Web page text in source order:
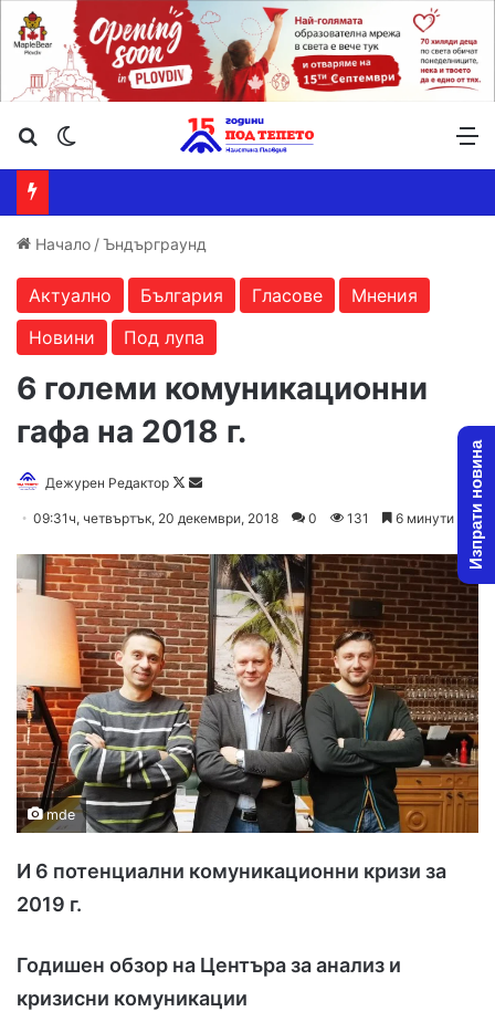
Търсене ...
Начало /Ъндърграунд
Актуално България Гласове
Мнения
Новини
Под лупа
6 големи комуникационни
гафа на 2018 г.
Дежурен Редактор
F
l
o
w
o
n
X
d
a
n
e
m
a
i
l
09:31ч, четвъртък, 20 декември, 2018 0 131 6 минути
mde
И 6 потенциални комуникационни кризи за
2019 г.
Годишен обзор на Центъра за анализ и
кризисни комуникации
Изпрати новина